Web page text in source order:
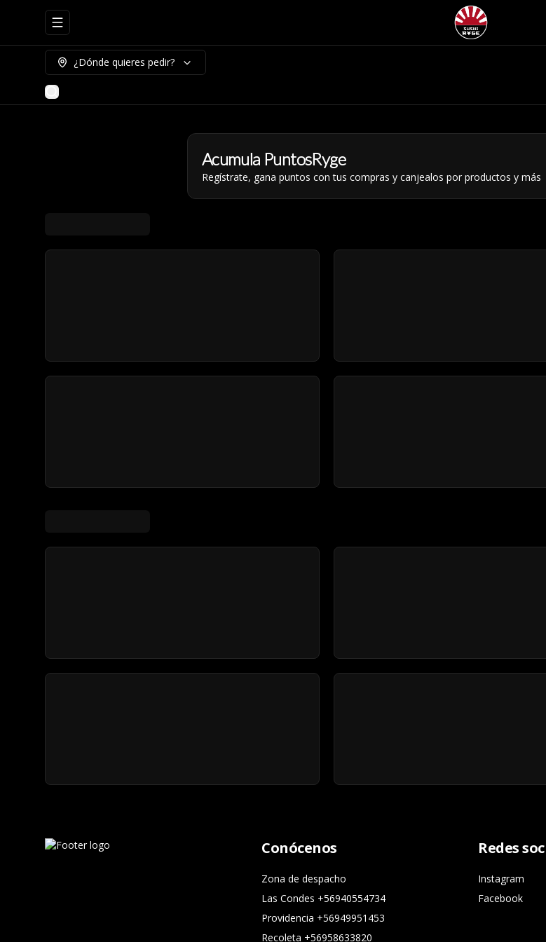
Abrir menu de navegación
¿Dónde quieres pedir?
Acumula PuntosRyge
Regístrate, gana puntos con tus compras y canjealos por productos y más
Conócenos
Zona de despacho
Las Condes +56940554734
Providencia +56949951453
Recoleta +56958633820
Redes
Instagram
Facebook